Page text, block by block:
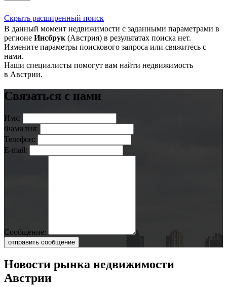
Скрыть расширенный поиск
В данный момент недвижимости с заданными параметрами в
регионе Инсбрук (Австрия) в результатах поиска нет.
Измените параметры поискового запроса или свяжитесь с
нами.
Наши специалисты помогут вам найти недвижимость
в Австрии.
Связаться с нами
Имя:
Фамилия:
Телефон:
E-mail:
Сообщение:
отправить сообщение
Новости рынка недвижимости
Австрии